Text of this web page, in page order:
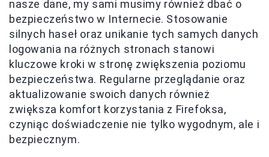
nasze dane, my sami musimy również dbać o
bezpieczeństwo w Internecie. Stosowanie
silnych haseł oraz unikanie tych samych danych
logowania na różnych stronach stanowi
kluczowe kroki w stronę zwiększenia poziomu
bezpieczeństwa. Regularne przeglądanie oraz
aktualizowanie swoich danych również
zwiększa komfort korzystania z Firefoksa,
czyniąc doświadczenie nie tylko wygodnym, ale i
bezpiecznym.